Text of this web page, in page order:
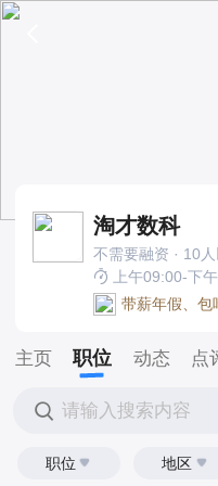
淘才数科
不需要融资 · 10
上午09:00-下
带薪年假、包
主页 职位 动态 点
请输入搜索内容
职位 地区